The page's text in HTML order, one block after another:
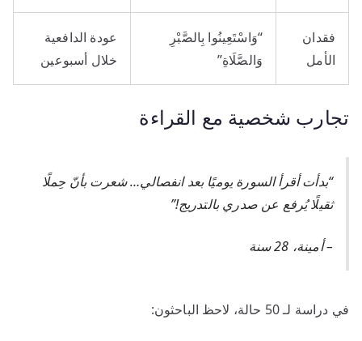
فقدان
الأمل
“وَاسْتَعِينُوا بِالصَّبْرِ
وَالصَّلَاةِ”
عودة الدافعية
خلال أسبوعين
تجارب شخصية مع القراءة
“بدأت أقرأ السورة يوميًا بعد انفصالي… شعرت بأنّ حِملًا
ثقيلًا يُرفع عن صدري بالتدريج!”
– أمينة، 28 سنة
في دراسة لـ 50 حالة، لاحظ الباحثون: